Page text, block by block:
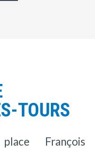
TOURS
François